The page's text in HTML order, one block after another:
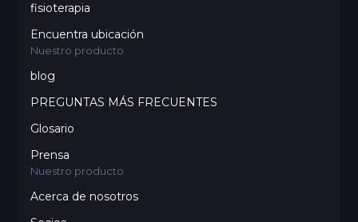
fisioterapia
Encuentra ubicación
Nuestro producto
blog
PREGUNTAS MÁS FRECUENTES
Glosario
Prensa
Nuestro producto
Acerca de nosotros